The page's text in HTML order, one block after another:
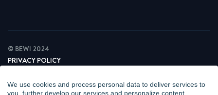
We use cookies and process personal data to deliver services to
you, further develop our services and personalize content.
© BEWI 2024
PRIVACY POLICY
NEWSLETTER PRIVACY POLICY
VIDEO SURVEILLANCE STATEMENT